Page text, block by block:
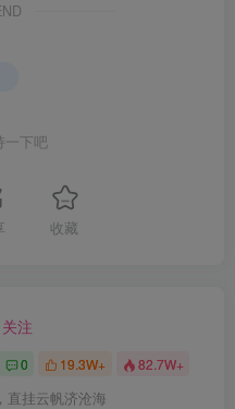
一下吧
收藏
关注
0 19.3W+ 82.7W+
直挂云帆济沧海